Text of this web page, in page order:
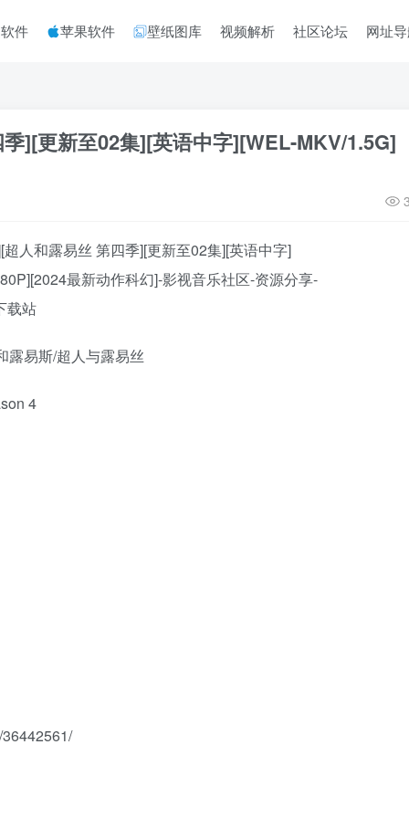
件 苹果软件 壁纸图库 视频解析 社区论坛 网址
][更新至02集][英语中字][WEL-MKV/1.5G]
易斯/超人与露易丝
4